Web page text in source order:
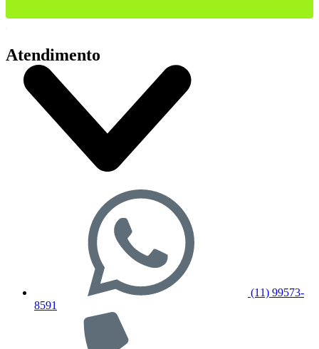
Atendimento
(11) 99573-
8591